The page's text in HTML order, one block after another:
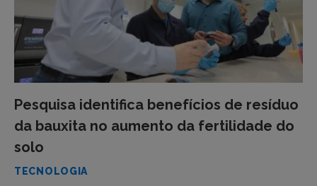
Pesquisa identifica benefícios de resíduo
da bauxita no aumento da fertilidade do
solo
TECNOLOGIA